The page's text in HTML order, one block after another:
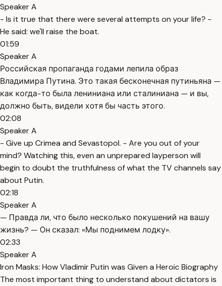
Speaker A
- Is it true that there were several attempts on your life? -
He said: we'll raise the boat.
01:59
Speaker A
Российская пропаганда годами лепила образ
Владимира Путина. Это такая бесконечная путиньяна —
как когда-то была лениниана или сталиниана — и вы,
должно быть, видели хотя бы часть этого.
02:08
Speaker A
- Give up Crimea and Sevastopol. - Are you out of your
mind? Watching this, even an unprepared layperson will
begin to doubt the truthfulness of what the TV channels say
about Putin.
02:18
Speaker A
— Правда ли, что было несколько покушений на вашу
жизнь? — Он сказал: «Мы поднимем лодку».
02:33
Speaker A
Iron Masks: How Vladimir Putin was Given a Heroic Biography
The most important thing to understand about dictators is